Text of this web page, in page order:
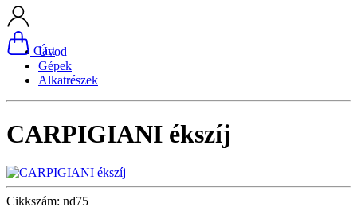
Cart
Úvod
Gépek
Alkatrészek
CARPIGIANI ékszíj
Cikkszám: nd75